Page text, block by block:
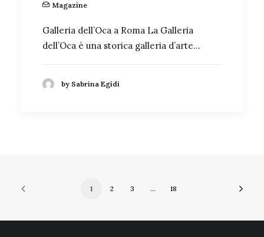
Magazine
Galleria dell’Oca a Roma La Galleria
dell’Oca è una storica galleria d’arte…
by Sabrina Egidi
1 2 3 … 18